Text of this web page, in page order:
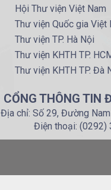
Hội Thư viện Việt Nam
Thư viện Quốc gia Việt
Thư viện TP. Hà Nội
Thư viện KHTH TP.
Thư viện KHTH TP. Đà
CỔNG THÔNG TIN
Địa chỉ: Số 29, Đường
Điện thoại: (0292)